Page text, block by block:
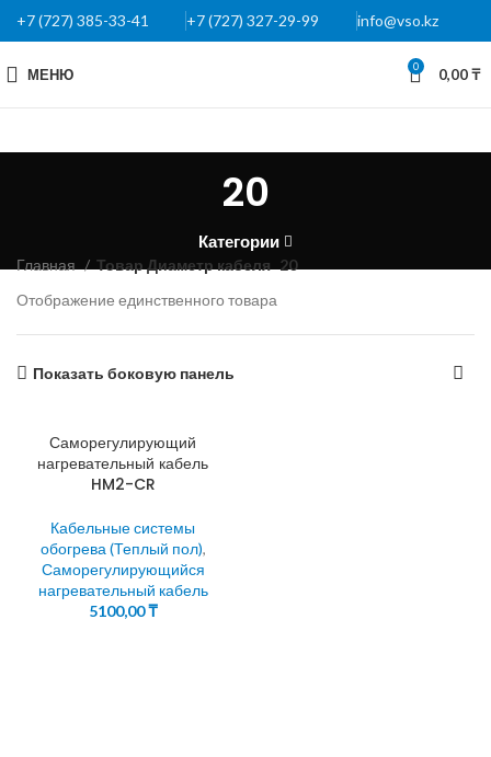
+7 (727) 385-33-41 +7 (727) 327-29-99 info@vso.kz
МЕНЮ 0 0,00₸
20
Категории
Главная Товар Диаметр кабеля 20
Отображение единственного товара
Показать боковую панель
Саморегулирующий
нагревательный кабель
HM2-CR
Кабельные системы
обогрева (Теплый пол),
Саморегулирующийся
нагревательный кабель
5100,00₸